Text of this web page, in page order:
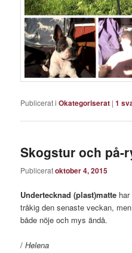
Publicerat i Okategoriserat |1
Skogstur och på-
Publiceratoktober 4, 2015
Undertecknad (plast)matte
tråkig den senaste veckan,
både nöje och mys ändå.
/Helena